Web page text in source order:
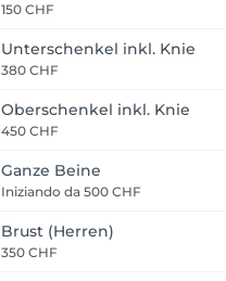
150 CHF
Unterschenkel inkl. Knie
380 CHF
Oberschenkel inkl. Knie
450 CHF
Ganze Beine
Iniziando da 500 CHF
Brust (Herren)
350 CHF